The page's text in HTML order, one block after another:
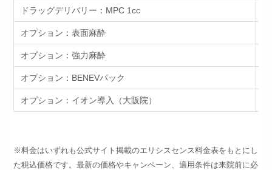
ドラッグデリバリー：MPC 1cc
オプション：表面麻酔
オプション：強力麻酔
オプション：BENEVパック
オプション：イオン導入（大阪院）
※料金はいずれも公式サイト掲載のエリシスセンス料金表をもとにし
た税込価格です。最新の価格やキャンペーン、適用条件は来院前に必